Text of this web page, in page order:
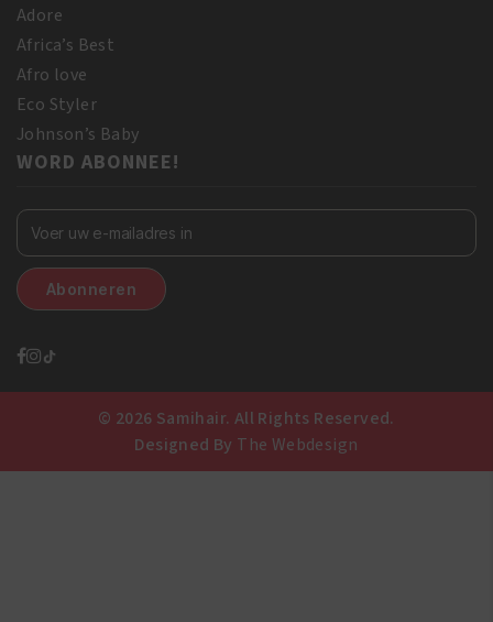
Adore
Africa’s Best
Afro love
Eco Styler
Johnson’s Baby
WORD ABONNEE!
© 2026 Samihair. All Rights Reserved.
Designed By The Webdesign